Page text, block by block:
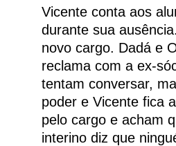
Vicente conta aos
durante sua
novo cargo. Dadá e
reclama com a ex-
tentam conversar,
poder e Vicente fica
pelo cargo e acham
interino diz que